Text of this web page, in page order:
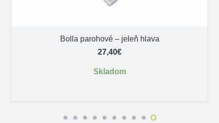
Bolla parohové – jeleň hlava
27,40€
Skladom